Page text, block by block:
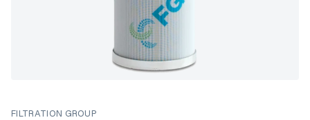
FILTRATION GROUP